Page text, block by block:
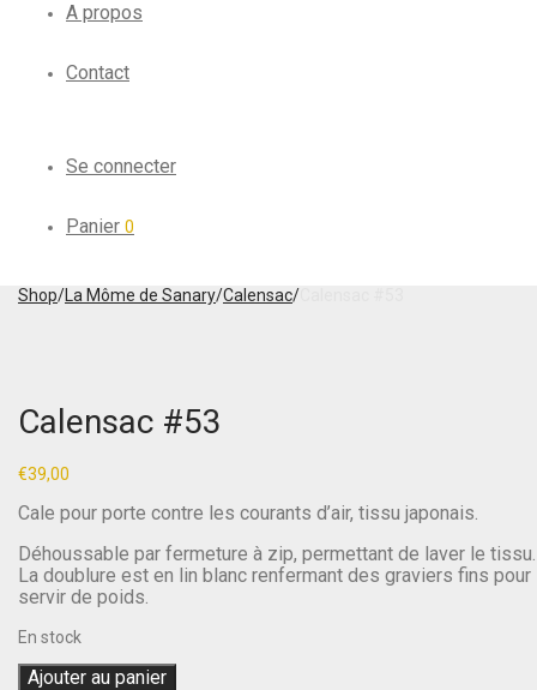
A propos
Contact
Se connecter
Panier 0
Shop/ La Môme de Sanary/Calensac/
Calensac #53
€39,00
Cale pour porte contre les courants d’air, tissu japonais.
Déhoussable par fermeture à zip, permettant de laver le tissu.
La doublure est en lin blanc renfermant des graviers fins pour
servir de poids.
En stock
Ajouter au panier